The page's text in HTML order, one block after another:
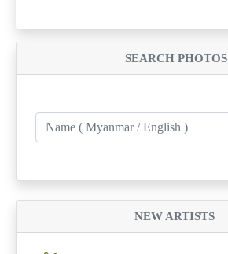
SEARCH PHOTOS
NEW ARTISTS